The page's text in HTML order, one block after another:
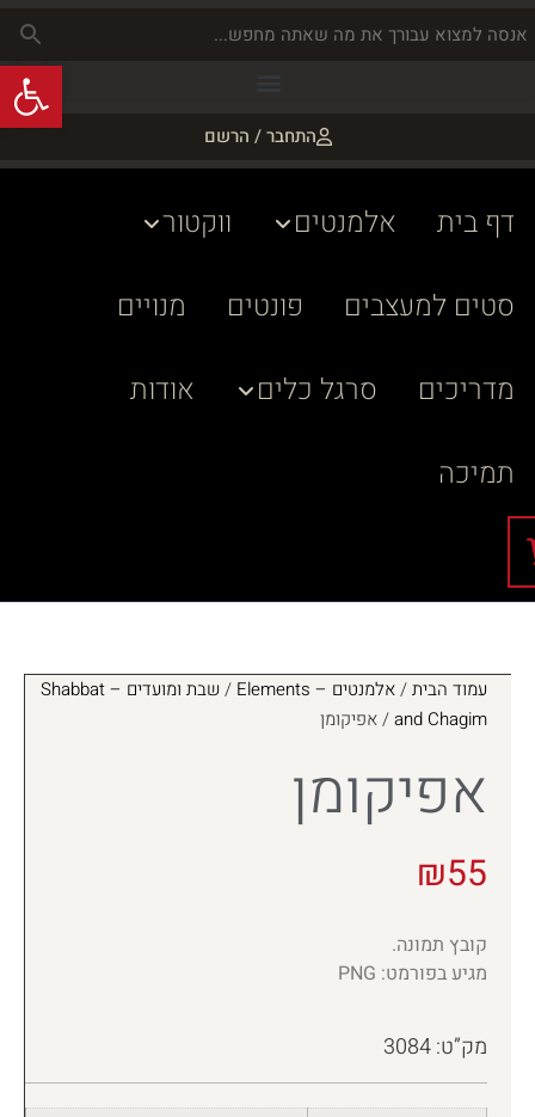
התחבר / הרשם
דף בית אלמנטים
ווקטור
סטים למעצבים
פונטים
מנויים
מדריכים
סרגל כלים
אודות
תמיכה
עמוד הבית/אלמנטים – Elements /
שבת ומועדים – Shabbat
and Chagim/ אפיקומן
אפיקומן
₪55
קובץ תמונה.
מגיע בפורמט: PNG
מק”ט: 3084